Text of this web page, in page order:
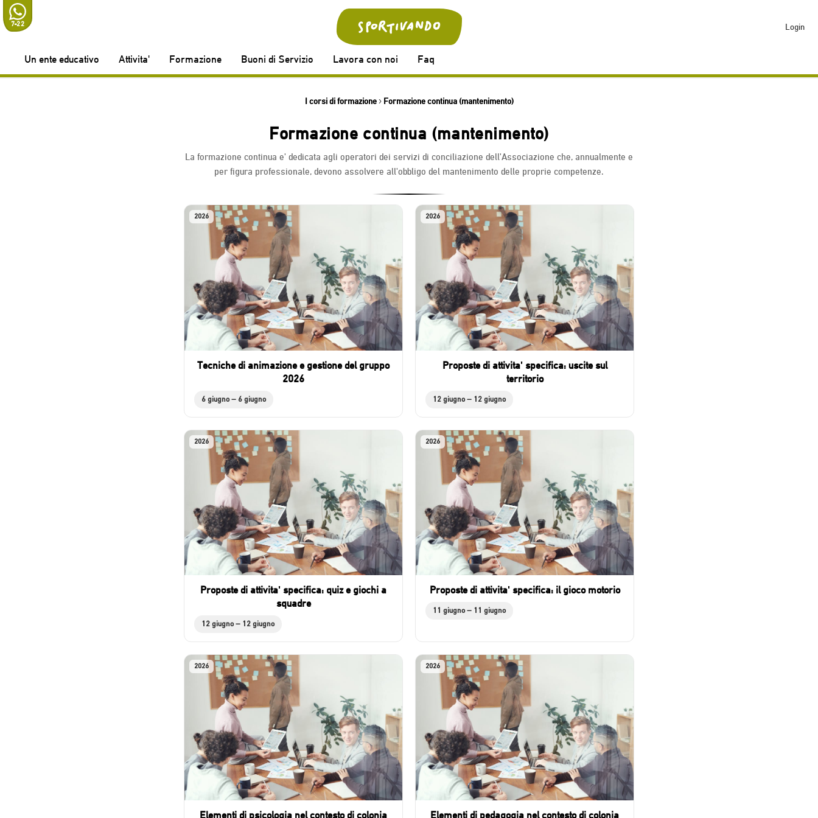
7-22 Login
Un ente educativo Attivita' Formazione Buoni di Servizio Lavora con noi Faq
I corsi di formazione› Formazione continua (mantenimento)
Formazione continua (mantenimento)
La formazione continua e' dedicata agli operatori dei servizi di conciliazione dell'Associazione che, annualmente e
per figura professionale, devono assolvere all'obbligo del mantenimento delle proprie competenze.
2026
Tecniche di animazione e gestione del gruppo
2026
6 giugno – 6 giugno
2026
Proposte di attivita' specifica: uscite sul
territorio
12 giugno – 12 giugno
2026
Proposte di attivita' specifica: quiz e giochi a
squadre
12 giugno – 12 giugno
2026
Proposte di attivita' specifica: il gioco motorio
11 giugno – 11 giugno
2026
Elementi di psicologia nel contesto di colonia
2026
Elementi di pedagogia nel contesto di colonia